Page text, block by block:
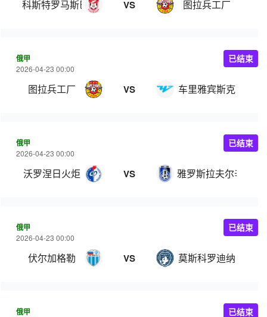
科斯特罗马斯巴达 VS 图拉兵工厂
俄甲
2026-04-23 00:00
图拉兵工厂 VS 车里雅宾斯克
已结束
俄甲
2026-04-23 00:00
沃罗涅日火炬 VS 雅罗斯拉夫尔辛尼克
已结束
俄甲
2026-04-23 00:00
伏尔加格勒 VS 莫斯科罗迪纳
已结束
俄甲 已结束